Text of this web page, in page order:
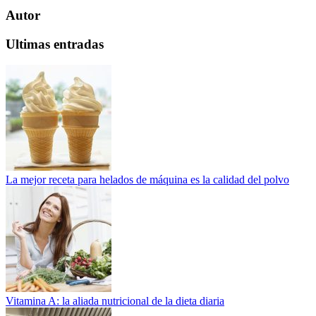
Autor
Ultimas entradas
La mejor receta para helados de máquina es la calidad del polvo
Vitamina A: la aliada nutricional de la dieta diaria